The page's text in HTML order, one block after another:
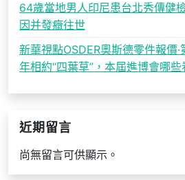
64歲當地男人印尼患台北秀傳健
因并發癥往世
新華視點OSDER奧斯德零件報價
年相約“四葉草”，本屆進博會哪些
近期留言
尚無留言可供顯示。